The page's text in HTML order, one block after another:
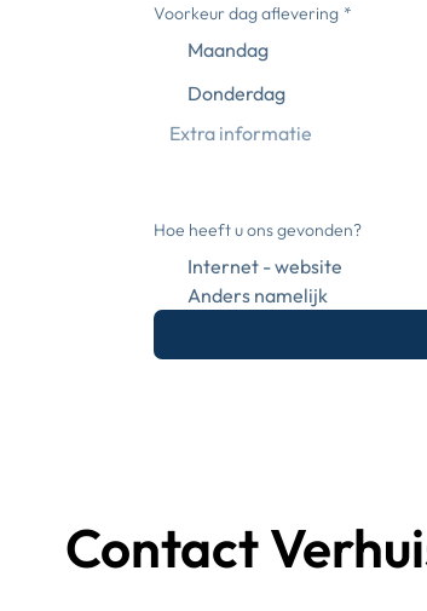
Voorkeur dag aflevering *
Maandag
Donderdag
Hoe heeft u ons gevonden?
Internet - website
Anders namelijk
Contact